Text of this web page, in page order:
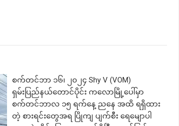
စက်တင်ဘာ ၁၆၊ ၂၀၂၄ Shy V (VOM)
ရှမ်းပြည်နယ်တောင်ပိုင်း ကလောမြို့ပေါ်မှာ
စက်တင်ဘာလ ၁၅ ရက်နေ့ ညနေ အထိ ရရှိထား
တဲ့ စားရင်းတွေအရ ပြိုကျ ပျက်စီး ရေမျောပါ